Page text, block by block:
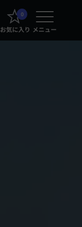
0
お気に入り メニュー